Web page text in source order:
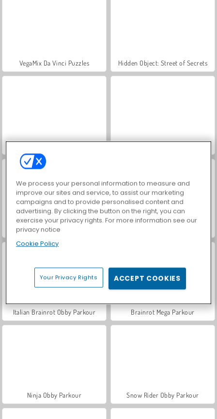
VegaMix Da Vinci Puzzles Hidden Object: Street of Secrets
Let's Fish!
Italian Brainrot Obby Parkour Brainrot Mega Parkour
Ninja Obby Parkour Snow Rider Obby Parkour
We process your personal information to measure and
improve our sites and service, to assist our marketing
campaigns and to provide personalised content and
advertising. By clicking the button on the right, you can
exercise your privacy rights. For more information see our
privacy notice
Cookie Policy
Your Privacy Rights ACCEPT COOKIES